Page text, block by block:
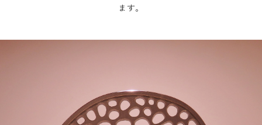
ます。